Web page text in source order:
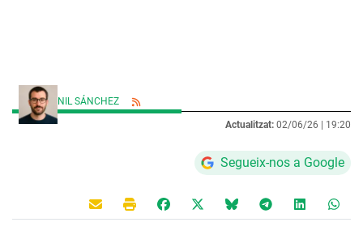
NIL SÁNCHEZ
Actualitzat: 02/06/26 | 19:20
Segueix-nos a Google